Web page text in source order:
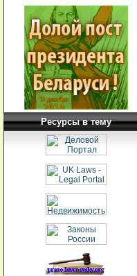
Ресурсы в тему